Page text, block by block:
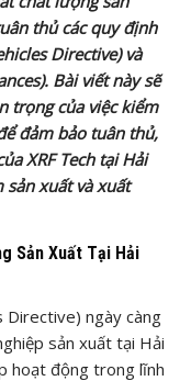
thủ các quy định
Directive) và
Bài viết này sẽ
trọng của việc kiểm
đảm bảo tuân thủ,
XRF Tech tại Hải
sản xuất và xuất
Sản Xuất Tại Hải
Directive) ngày càng
sản xuất tại Hải
hoạt động trong lĩnh